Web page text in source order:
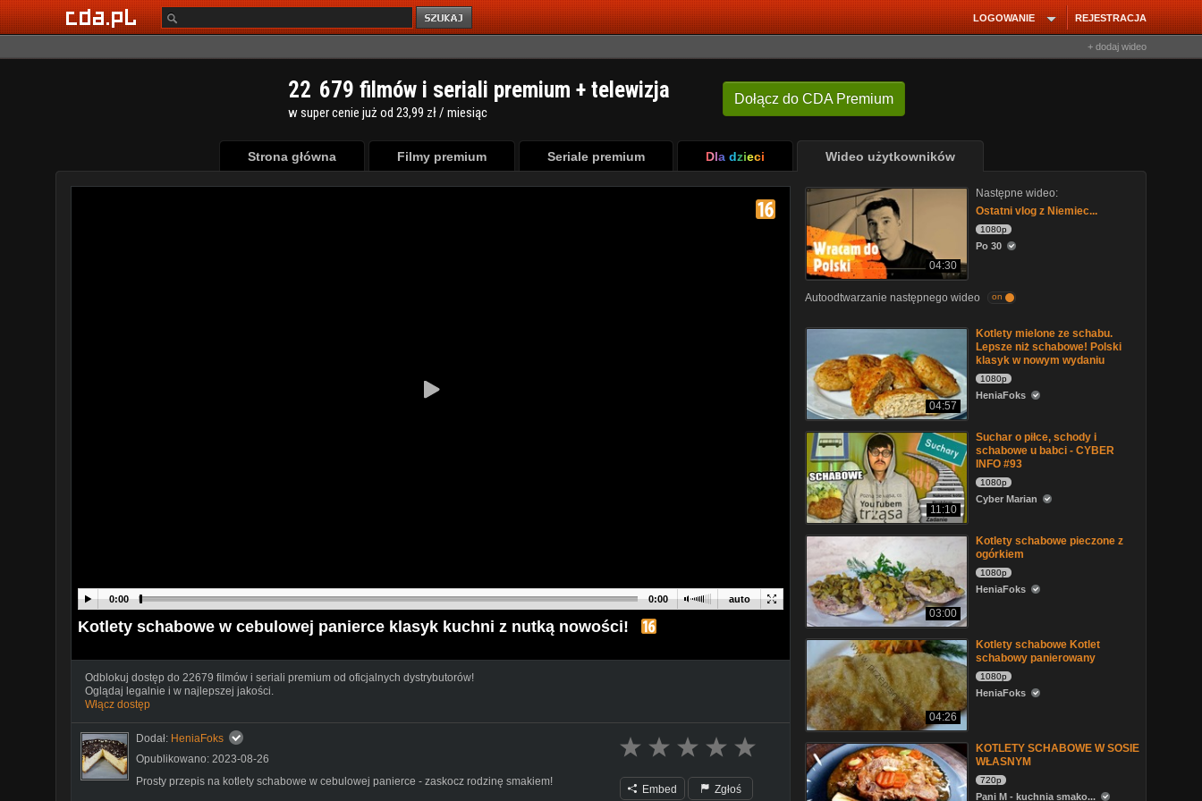
REJESTRACJA
LOGOWANIE
+ dodaj wideo
Dołącz do CDA Premium
22 679 filmów i seriali premium + telewizja
w super cenie już od 23,99 zł / miesiąc
Strona główna Filmy premium Seriale premium Dla dzieci Wideo użytkowników
auto
0:00 0:00
Kotlety schabowe w cebulowej panierce klasyk kuchni z nutką nowości!
Odblokuj dostęp do 22679 filmów i seriali premium od oficjalnych dystrybutorów!
Oglądaj legalnie i w najlepszej jakości.
Włącz dostęp
Dodał: HeniaFoks
Opublikowano: 2023-08-26
Prosty przepis na kotlety schabowe w cebulowej panierce - zaskocz rodzinę smakiem!
Embed Zgłoś
04:30
Następne wideo:
Ostatni vlog z Niemiec...
1080p
Po 30
Autoodtwarzanie następnego wideo on
04:57
Kotlety mielone ze schabu.
Lepsze niż schabowe! Polski
klasyk w nowym wydaniu
1080p
HeniaFoks
11:10
Suchar o piłce, schody i
schabowe u babci - CYBER
INFO #93
1080p
Cyber Marian
03:00
Kotlety schabowe pieczone z
ogórkiem
1080p
HeniaFoks
04:26
Kotlety schabowe Kotlet
schabowy panierowany
1080p
HeniaFoks
KOTLETY SCHABOWE W SOSIE
WŁASNYM
720p
Pani M - kuchnia smako...